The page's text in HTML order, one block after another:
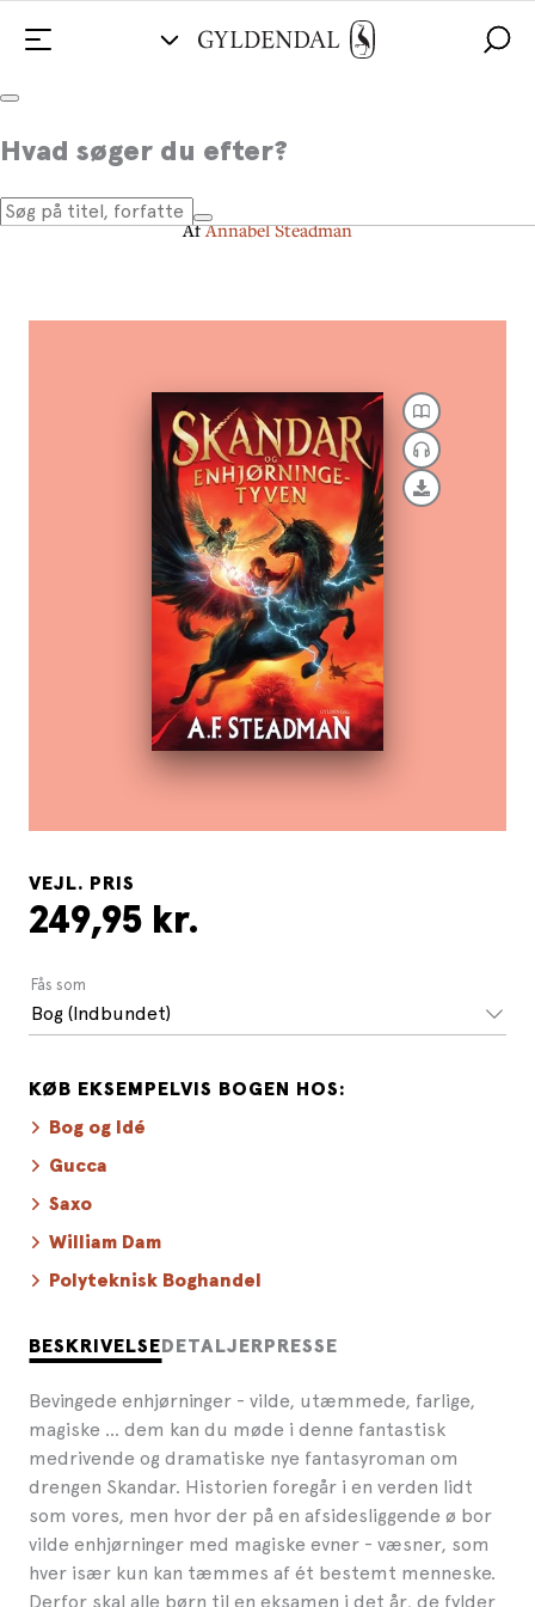
Hvad søger du efter?
Skandar 1 - Skandar og
enhjørningetyven
AfAnnabel Steadman
BESKRIVELSE DETALJER PRESSE
Bevingede enhjørninger - vilde, utæmmede, farlige,
magiske ... dem kan du møde i denne fantastisk
medrivende og dramatiske nye fantasyroman om
drengen Skandar. Historien foregår i en verden lidt
som vores, men hvor der på en afsidesliggende ø bor
vilde enhjørninger med magiske evner - væsner, som
hver især kun kan tæmmes af ét bestemt menneske.
Derfor skal alle børn til en eksamen i det år, de fylder
VEJL. PRIS
249,95 kr.
Fås som
Bog (Indbundet)
KØB EKSEMPELVIS BOGEN HOS:
Bog og Idé
Gucca
Saxo
William Dam
Polyteknisk Boghandel